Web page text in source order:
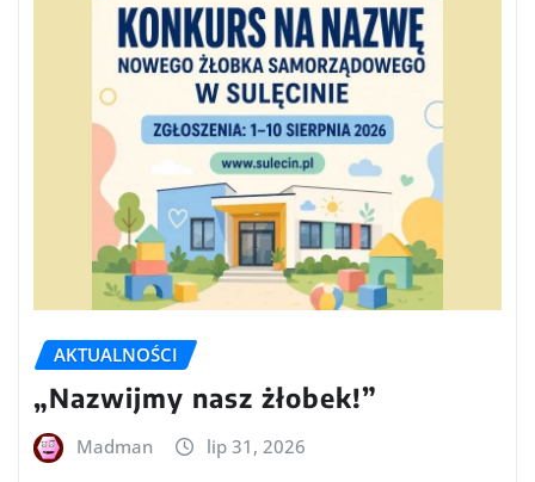
AKTUALNOŚCI
„Nazwijmy nasz żłobek!”
Madman lip 31, 2026